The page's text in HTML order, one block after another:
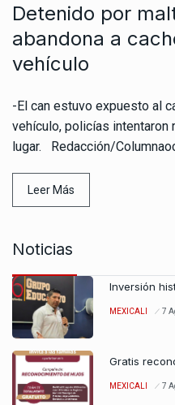
Detenido por
abandona a
vehículo
-El can estuvo expuesto al
vehículo, policías
lugar. Redacción/
Leer Más
Noticias
Inversión
MEXICALI 7
Gratis
MEXICALI 7